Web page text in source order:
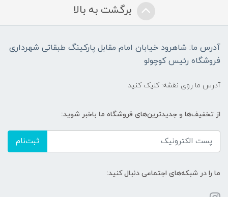
برگشت به بالا
آدرس ما: شاهرود خیابان امام مقابل پارکینگ طبقاتی شهرداری
فروشگاه رئیس کوچولو
آدرس ما روی نقشه: کلیک کنید
از تخفیف‌ها و جدیدترین‌های فروشگاه ما باخبر شوید:
ثبت‌نام
ما را در شبکه‌های اجتماعی دنبال کنید: